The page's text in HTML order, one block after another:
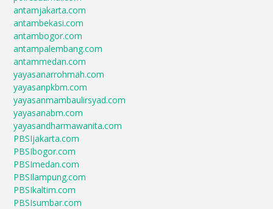
antamjakarta.com
antambekasi.com
antambogor.com
antampalembang.com
antammedan.com
yayasanarrohmah.com
yayasanpkbm.com
yayasanmambaulirsyad.com
yayasanabm.com
yayasandharmawanita.com
PBSIjakarta.com
PBSIbogor.com
PBSImedan.com
PBSIlampung.com
PBSIkaltim.com
PBSIsumbar.com